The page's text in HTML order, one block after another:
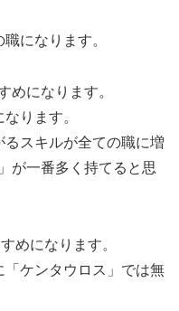
になります。
めになります。
ります。
スキルが全ての職に増
が一番多く持てると思
めになります。
ケンタウロス」では無